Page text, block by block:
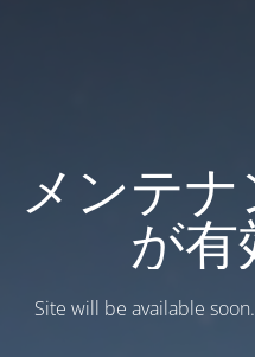
メンテナ
が有
Site will be available